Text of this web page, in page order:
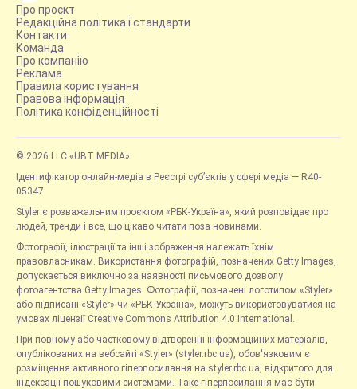
Про проєкт
Редакційна політика і стандарти
Контакти
Команда
Про компанію
Реклама
Правила користування
Правова інформація
Політика конфіденційності
© 2026 LLC «UBT MEDIA»
Ідентифікатор онлайн-медіа в Реєстрі суб’єктів у сфері медіа — R40-
05347
Styler є розважальним проєктом «РБК-Україна», який розповідає про
людей, тренди і все, що цікаво читати поза новинами.
Фотографії, ілюстрації та інші зображення належать їхнім
правовласникам. Використання фотографій, позначених Getty Images,
допускається виключно за наявності письмового дозволу
фотоагентства Getty Images. Фотографії, позначені логотипом «Styler»
або підписані «Styler» чи «РБК-Україна», можуть використовуватися на
умовах ліцензії Creative Commons Attribution 4.0 International.
При повному або частковому відтворенні інформаційних матеріалів,
опублікованих на вебсайті «Styler» (styler.rbc.ua), обов'язковим є
розміщення активного гіперпосилання на styler.rbc.ua, відкритого для
індексації пошуковими системами. Таке гіперпосилання має бути